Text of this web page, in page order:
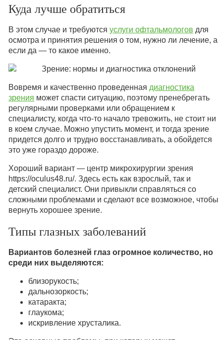
Куда лучше обратиться
В этом случае и требуютсяуслуги офтальмологов для
осмотра и принятия решения о том, нужно ли лечение, а
если да — то какое именно.
Вовремя и качественно проведенная диагностика
зрения может спасти ситуацию, поэтому пренебрегать
регулярными проверками или обращением к
специалисту, когда что-то начало тревожить, не стоит ни
в коем случае. Можно упустить момент, и тогда зрение
придется долго и трудно восстанавливать, а обойдется
это уже гораздо дороже.
Хороший вариант — центр микрохирургии зрения
https://oculus48.ru/. Здесь есть как взрослый, так и
детский специалист. Они привыкли справляться со
сложными проблемами и сделают все возможное, чтобы
вернуть хорошее зрение.
Типы глазных заболеваний
Вариантов болезней глаз огромное количество, но
среди них выделяются:
близорукость;
дальнозоркость;
катаракта;
глаукома;
искривление хрусталика.